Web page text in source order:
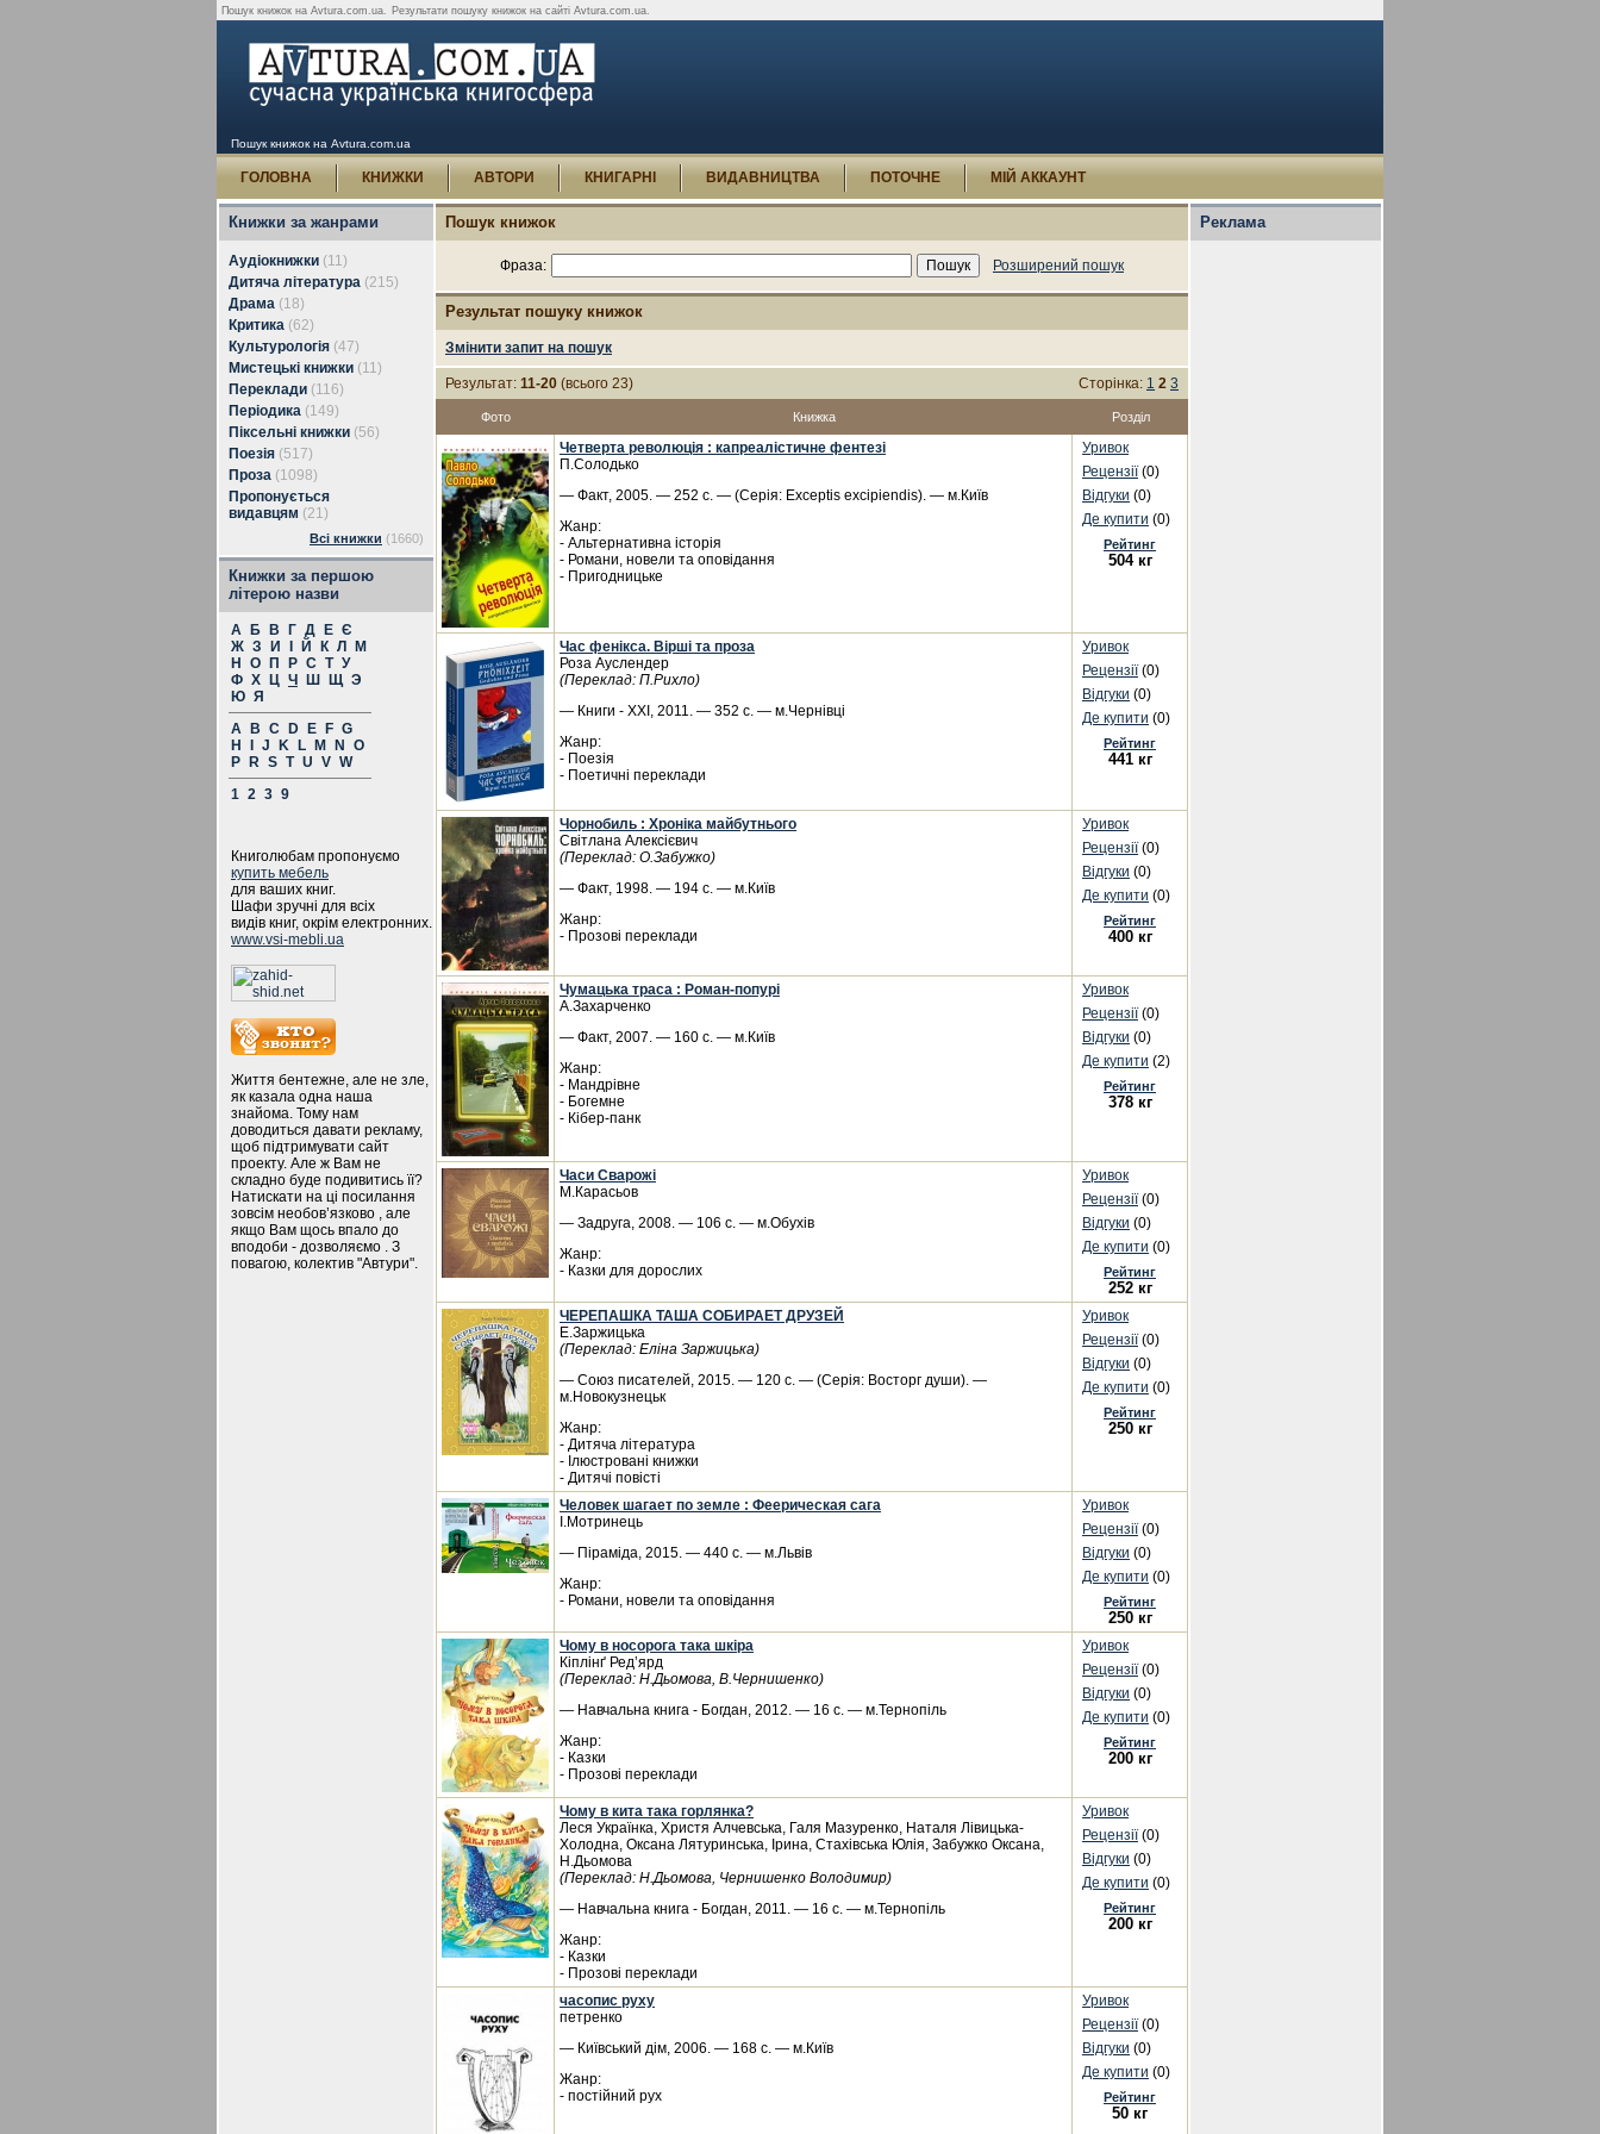
Пошук книжок на Avtura.com.ua. Результати пошуку книжок на сайті Avtura.com.ua.
Пошук книжок на Avtura.com.ua
ГОЛОВНА КНИЖКИ АВТОРИ КНИГАРНІ ВИДАВНИЦТВА ПОТОЧНЕ МІЙ АККАУНТ
Книжки за жанрами
Аудіокнижки (11)
Дитяча література (215)
Драма (18)
Критика (62)
Культурологія (47)
Мистецькі книжки (11)
Переклади (116)
Періодика (149)
Піксельні книжки (56)
Поезія (517)
Проза (1098)
Пропонується
видавцям (21)
Всі книжки (1660)
Книжки за першою
літерою назви
А Б В Г Д Е Є
Ж З И Й К Л
М
Н
О П Р С Т У
Ф Х Ц Ч Ш Щ Э
Ю Я
A
B C D E F G
H
J K L M N
O
P
R S T U V W
1 2 3 9
Книголюбам пропонуємо
купить мебель
для ваших книг.
Шафи зручні для всіх
видів книг, окрім електронних.
www.vsi-mebli.ua
Життя бентежне, але не зле,
як казала одна наша
знайома. Тому нам
доводиться давати рекламу,
щоб підтримувати сайт
проекту. Але ж Вам не
складно буде подивитись її?
Натискати на ці посилання
зовсім необов’язково , але
якщо Вам щось впало до
вподоби - дозволяємо . З
повагою, колектив "Автури".
Пошук книжок
Фраза: Розширений пошук
Результат пошуку книжок
Змінити запит на пошук
Результат: 11-20 (всього 23) Сторінка: 1 2 3
Фото Книжка Розділ
Четверта революція : капреалістичне фентезі
П.Солодько
— Факт, 2005. — 252 с. — (Серія: Exceptis excipiendis). — м.Київ
Жанр:
- Альтернативна історія
- Романи, новели та оповідання
- Пригодницьке
Уривок
Рецензії(0)
Відгуки (0)
Де купити (0)
Рейтинг
504 кг
Час фенікса. Вірші та проза
Роза Ауслендер
(Переклад: П.Рихло)
— Книги - ХХІ, 2011. — 352 с. — м.Чернівці
Жанр:
- Поезія
- Поетичні переклади
Уривок
Рецензії(0)
Відгуки (0)
Де купити (0)
Рейтинг
441 кг
Чорнобиль : Хроніка майбутнього
Світлана Алексієвич
(Переклад: О.Забужко)
— Факт, 1998. — 194 с. — м.Київ
Жанр:
- Прозові переклади
Уривок
Рецензії(0)
Відгуки (0)
Де купити (0)
Рейтинг
400 кг
Чумацька траса : Роман-попурі
А.Захарченко
— Факт, 2007. — 160 с. — м.Київ
Жанр:
- Мандрівне
- Богемне
- Кібер-панк
Уривок
Рецензії(0)
Відгуки (0)
Де купити (2)
Рейтинг
378 кг
Часи Сварожі
М.Карасьов
— Задруга, 2008. — 106 с. — м.Обухів
Жанр:
- Казки для дорослих
Уривок
Рецензії(0)
Відгуки (0)
Де купити (0)
Рейтинг
252 кг
ЧЕРЕПАШКА ТАША СОБИРАЕТ ДРУЗЕЙ
Е.Заржицька
(Переклад: Еліна Заржицька)
— Союз писателей, 2015. — 120 с. — (Серія: Восторг души). —
м.Новокузнецьк
Жанр:
- Дитяча література
- Ілюстровані книжки
- Дитячі повісті
Уривок
Рецензії(0)
Відгуки (0)
Де купити (0)
Рейтинг
250 кг
Человек шагает по земле : Феерическая сага
І.Мотринець
— Піраміда, 2015. — 440 с. — м.Львів
Жанр:
- Романи, новели та оповідання
Уривок
Рецензії(0)
Відгуки (0)
Де купити (0)
Рейтинг
250 кг
Чому в носорога така шкіра
Кіплінґ Ред’ярд
(Переклад: Н.Дьомова, В.Чернишенко)
— Навчальна книга - Богдан, 2012. — 16 с. — м.Тернопіль
Жанр:
- Казки
- Прозові переклади
Уривок
Рецензії(0)
Відгуки (0)
Де купити (0)
Рейтинг
200 кг
Чому в кита така горлянка?
Леся Українка, Христя Алчевська, Галя Мазуренко, Наталя Лівицька-
Холодна, Оксана Лятуринська, Ірина, Стахівська Юлія, Забужко Оксана,
Н.Дьомова
(Переклад: Н.Дьомова, Чернишенко Володимир)
— Навчальна книга - Богдан, 2011. — 16 с. — м.Тернопіль
Жанр:
- Казки
- Прозові переклади
Уривок
Рецензії(0)
Відгуки (0)
Де купити (0)
Рейтинг
200 кг
часопис руху
петренко
— Київський дім, 2006. — 168 с. — м.Київ
Жанр:
- постійний рух
Уривок
Рецензії(0)
Відгуки (0)
Де купити (0)
Рейтинг
50 кг
Реклама